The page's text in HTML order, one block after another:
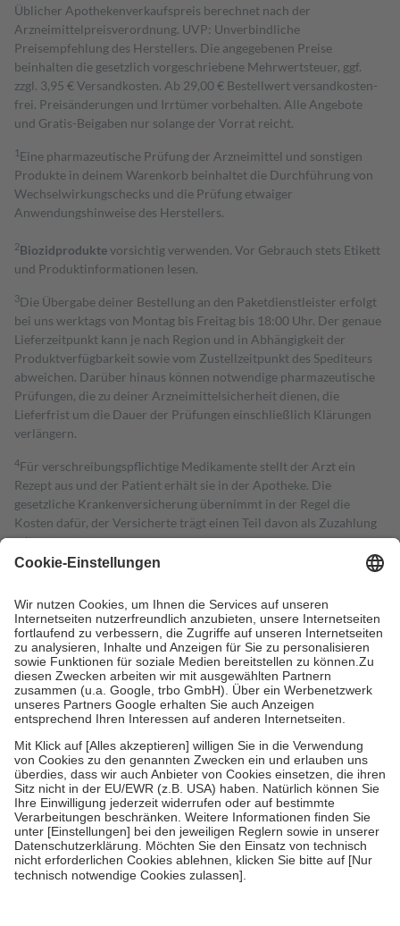
Üblicher Apothekenverkaufspreis berechnet nach der
Arzneimittelpreisverordnung. UVP: Unverbindliche
Preisempfehlung des Herstellers. Die angegebenen Preise
beinhalten die gesetzlich vorgeschriebene Mehrwertsteuer, ggf.
zzgl. 3,95 € Versandkosten. Ab 29,00 € Bestell­wert versand­kosten­
frei. Preisänderungen und Irrtümer vorbehalten. Alle Angebote
und Gratis-Beigaben nur solange der Vorrat reicht.
1 Eine pharmazeutische Prüfung der Arzneimittel und sonstigen
Produkte in deinem Warenkorb beinhaltet die Durchführung von
Wechselwirkungschecks und die Prüfung etwaiger
Anwendungshinweise des Herstellers.
2Biozidproduktevorsichtig verwenden. Vor Gebrauch stets Etikett
und Produktinformationen lesen.
3Die Übergabe deiner Bestellung an den Paketdienstleister erfolgt
bei uns werktags von Montag bis Freitag bis 18:00 Uhr. Der genaue
Lieferzeitpunkt kann je nach Region und in Abhängigkeit der
Produktverfügbarkeit sowie vom Zustellzeitpunkt des Spediteurs
abweichen. Darüber hinaus können notwendige pharmazeutische
Prüfungen, die zu deiner Arzneimittelsicherheit dienen, die
Lieferfrist um die Dauer der Prüfungen einschließlich Klärungen
verlängern.
4Für verschreibungspflichtige Medikamente stellt der Arzt ein
Rezept aus und der Patient erhält sie in der Apotheke. Die
gesetzliche Krankenversicherung übernimmt in der Regel die
Kosten dafür, der Versicherte trägt einen Teil davon als Zuzahlung
mit.
Grundsätzlich leisten Mitglieder Zuzahlungen in Höhe von zehn
höchstens zehn Euro.
Es sind jedoch nie mehr als die tatsächlichen
Kosten der Leistung zu entrichten.
Diese Regeln gelten grundsätzlich auch für Online-Apotheken.
Bei Heilmitteln und häuslicher Krankenpflege beträgt die
Zuzahlung zehn Prozent der Kosten sowie zehn Euro je
Verordnung.
Um das Engagement der Versicherten für ihre eigene Gesundheit zu
stärken und die besondere Stellung der Familie zu unterstützen,
fallenkeine Zuzahlungenan bei:
• Kindern und Jugendlichen bis zum vollendeten 18. Lebensjahr
mit Ausnahme der Fahrkosten
• Untersuchungen zur Vorsorge und Früherkennung, die von der
GKV getragen werden
• empfohlenen Schutzimpfungen
• Harn- und Blutteststreifen